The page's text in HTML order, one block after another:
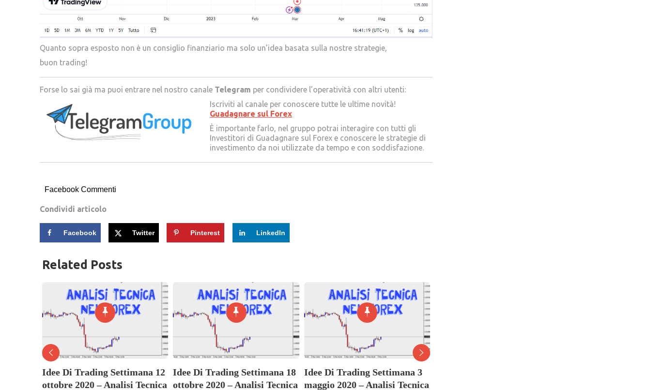
Quanto sopra esposto non è un consiglio finanziario ma solo un’idea basata sulla nostre strategie,
buon trading!
Forse lo sai già ma puoi entrare nel nostro canale Telegram per condividere l’operatività con altri utenti:
Iscriviti al canale per conoscere tutte le ultime novità!
Guadagnare sul Forex
È importante farlo, nel gruppo potrai interagire con tutti gli
Investitori di Guadagnare sul Forex e conoscere le strategie di
investimento da noi utilizzate da tempo e con soddisfazione.
Facebook Commenti
Condividi articolo
Facebook Twitter Pinterest LinkedIn
Related Posts
Idee Di Trading Settimana 12
ottobre 2020 – Analisi Tecnica
Idee Di Trading Settimana 18
ottobre 2020 – Analisi Tecnica
Idee Di Trading Settimana 3
maggio 2020 – Analisi Tecnica